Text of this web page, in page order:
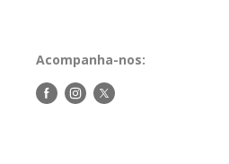
Acompanha-nos:
Siga-Siga-Siga-